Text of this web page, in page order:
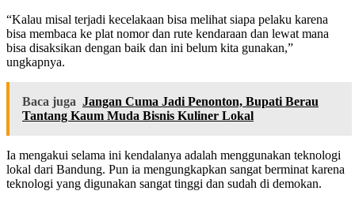
“Kalau misal terjadi kecelakaan bisa melihat siapa pelaku karena
bisa membaca ke plat nomor dan rute kendaraan dan lewat mana
bisa disaksikan dengan baik dan ini belum kita gunakan,”
ungkapnya.
Baca juga Jangan Cuma Jadi Penonton, Bupati Berau
Tantang Kaum Muda Bisnis Kuliner Lokal
Ia mengakui selama ini kendalanya adalah menggunakan teknologi
lokal dari Bandung. Pun ia mengungkapkan sangat berminat karena
teknologi yang digunakan sangat tinggi dan sudah di demokan.